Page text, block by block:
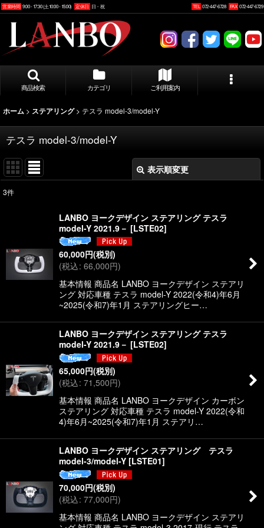
営業時間 9:00 - 17:30 (土10:00 - 15:00) 定休日 日・祝 TEL 072-447-6728 FAX 072-447-6729
商品検索 カテゴリ ご利用案内
ホーム > ステアリング > テスラ model-3/model-Y
テスラ model-3/model-Y
表示順変更
絞り込む
3件
LANBO ヨークデザイン ステアリング テスラ
model-Y 2021.9－ [LSTE02]
60,000円(税別)
(税込: 66,000円)
基本情報 商品名 LANBO ヨークデザイン ステアリ
ング 対応車種 テスラ model-Y 2022(令和4)年6月
~2025(令和7)年1月 ステアリングヒー…
LANBO ヨークデザイン ステアリング テスラ
model-Y 2021.9－ [LSTE02]
65,000円(税別)
(税込: 71,500円)
基本情報 商品名 LANBO ヨークデザイン カーボン
ステアリング 対応車種 テスラ model-Y 2022(令和
4)年6月~2025(令和7)年1月 ステアリ…
LANBO ヨークデザイン ステアリング テスラ
model-3/model-Y [LSTE01]
70,000円(税別)
(税込: 77,000円)
基本情報 商品名 LANBO ヨークデザイン ステアリ